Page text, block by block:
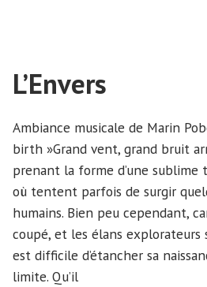
L’Envers
Ambiance musicale de Marin
birth »Grand vent, grand bruit
prenant la forme d’une
où tentent parfois de surgir
humains. Bien peu cependant,
coupé, et les élans
est difficile d’étancher sa
limite. Qu’il